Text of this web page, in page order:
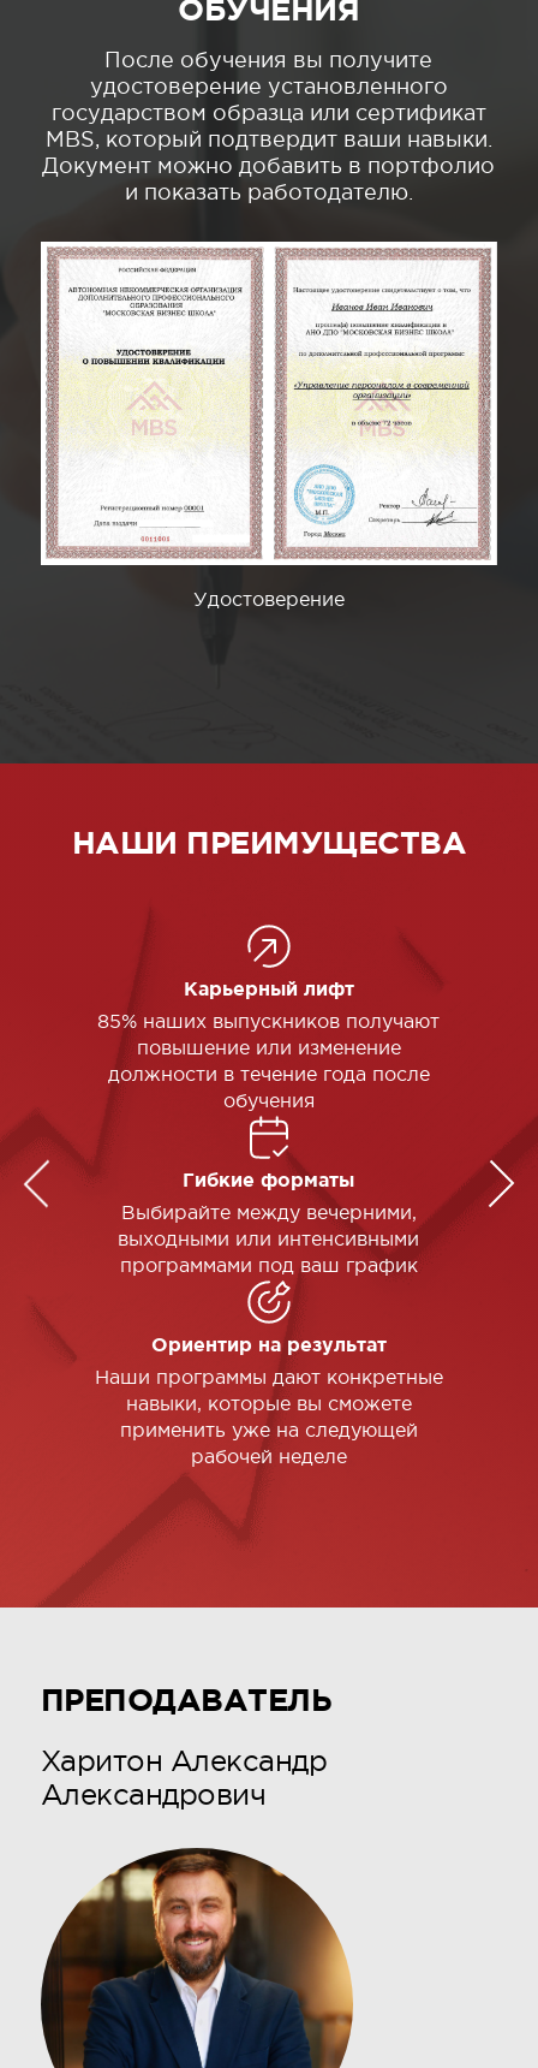
ОБУЧЕНИЯ
После обучения вы получите
удостоверение установленного
государством образца или сертификат
MBS, который подтвердит ваши навыки.
Документ можно добавить в портфолио
и показать работодателю.
Удостоверение
НАШИ ПРЕИМУЩЕСТВА
Карьерный лифт
85% наших выпускников получают
повышение или изменение
должности в течение года после
обучения
Гибкие форматы
Выбирайте между вечерними,
выходными или интенсивными
программами под ваш график
Ориентир на результат
Наши программы дают конкретные
навыки, которые вы сможете
применить уже на следующей
рабочей неделе
ПРЕПОДАВАТЕЛЬ
Харитон Александр
Александрович